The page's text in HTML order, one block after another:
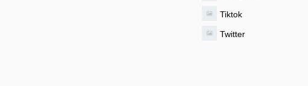
Tiktok
Twitter